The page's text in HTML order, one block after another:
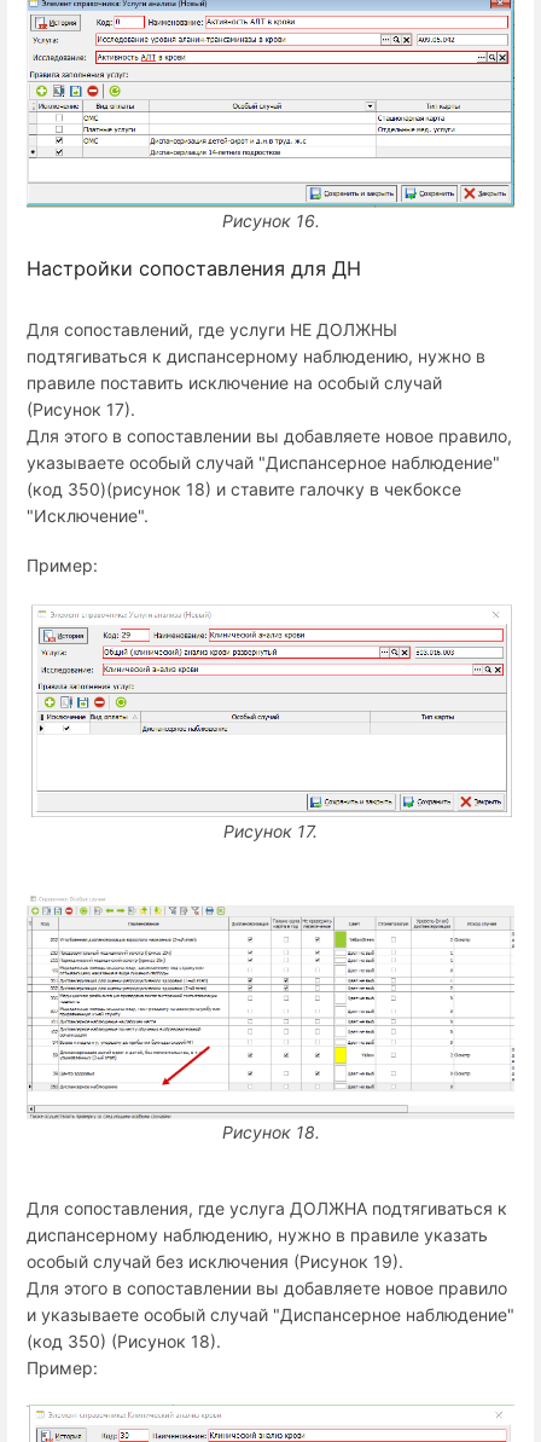
Рисунок 16.
Настройки сопоставления для ДН
Для сопоставлений, где услуги НЕ ДОЛЖНЫ
подтягиваться к диспансерному наблюдению, нужно в
правиле поставить исключение на особый случай
(Рисунок 17).
Для этого в сопоставлении вы добавляете новое правило,
указываете особый случай "Диспансерное наблюдение"
(код 350)(рисунок 18) и ставите галочку в чекбоксе
"Исключение".
Пример:
Рисунок 17.
Рисунок 18.
Для сопоставления, где услуга ДОЛЖНА подтягиваться к
диспансерному наблюдению, нужно в правиле указать
особый случай без исключения (Рисунок 19).
Для этого в сопоставлении вы добавляете новое правило
и указываете особый случай "Диспансерное наблюдение"
(код 350) (Рисунок 18).
Пример: